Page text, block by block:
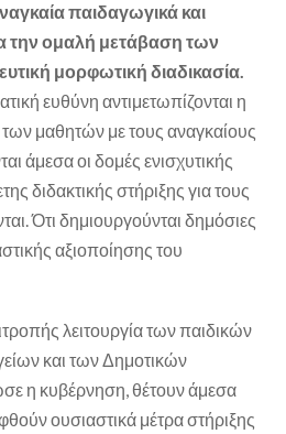
παιδαγωγικά και
την ομαλή μετάβαση των
μορφωτική διαδικασία.
ευθύνη αντιμετωπίζονται η
μαθητών με τους αναγκαίους
άμεσα οι δομές ενισχυτικής
διδακτικής στήριξης για τους
Ότι δημιουργούνται δημόσιες
αξιοποίησης του
λειτουργία των παιδικών
και των Δημοτικών
η κυβέρνηση, θέτουν άμεσα
ουσιαστικά μέτρα στήριξης